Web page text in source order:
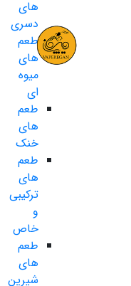
های
دسری
طعم
های
میوه
ای
طعم
های
خنک
طعم
های
ترکیبی
و
خاص
طعم
های
شیرین